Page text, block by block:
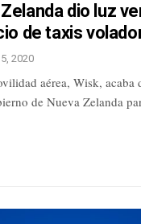
dio luz
de taxis
2020
aérea, Wisk, acaba
de Nueva Zelanda